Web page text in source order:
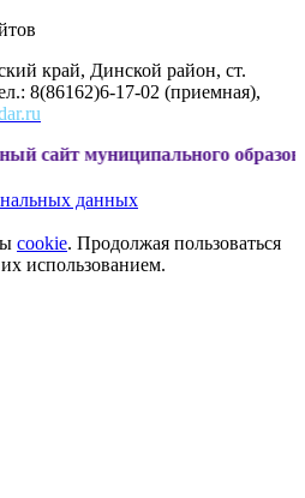
край, Динской район, ст.
8(86162)6-17-02 (приемная),
образования
данных
cookie. Продолжая пользоваться
использованием.